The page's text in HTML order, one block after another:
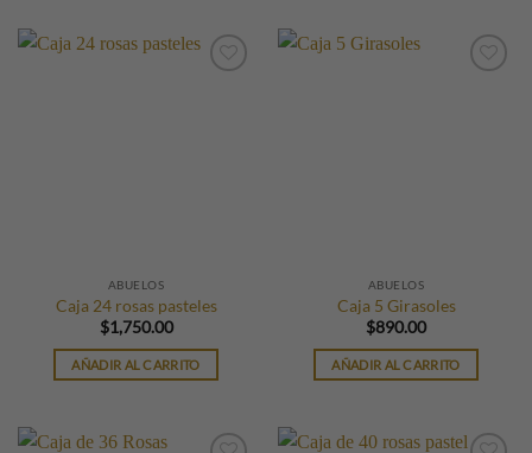
ABUELOS
Caja 24 rosas pasteles
$1,750.00
AÑADIR AL CARRITO
ABUELOS
Caja 5 Girasoles
$890.00
AÑADIR AL CARRITO